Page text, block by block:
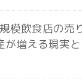
模飲食店の
が増える現実